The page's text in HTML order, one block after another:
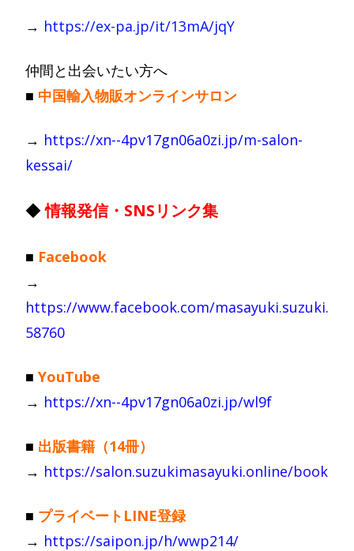
→ https://ex-pa.jp/it/13mA/jqY
仲間と出会いたい方へ
■ 中国輸入物販オンラインサロン
→ https://xn--4pv17gn06a0zi.jp/m-salon-
kessai/
◆情報発信・SNSリンク集
■ Facebook
→
https://www.facebook.com/masayuki.suzuki.
58760
■ YouTube
→ https://xn--4pv17gn06a0zi.jp/wl9f
■ 出版書籍（14冊）
→ https://salon.suzukimasayuki.online/book
■ プライベートLINE登録
→ https://saipon.jp/h/wwp214/